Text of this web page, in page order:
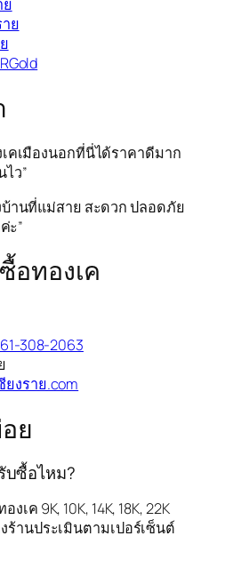
ย
ย
คเมืองนอกที่นี่ได้ราคาดีมาก
ว”
บ้านที่แม่สาย สะดวก ปลอดภัย
ะ”
อทองเค
308-2063
ยงราย.com
ย
บซื้อไหม?
เค 9K, 10K, 14K, 18K, 22K
ร้านประเมินตามเปอร์เซ็นต์